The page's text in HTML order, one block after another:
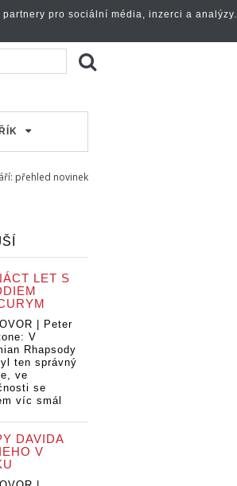
přehled novinek
LET S
| Peter
V
Rhapsody
ten správný
ve
se
víc smál
DAVIDA
V
pro sociální média, inzerci a analýzy.